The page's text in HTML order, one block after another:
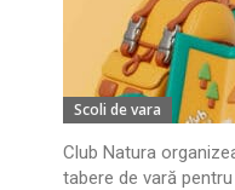
Scoli de vara
Club Natura
tabere de vară